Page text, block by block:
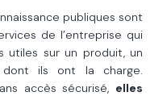
publiques sont
de l’entreprise qui
utiles sur un produit, un
ils ont la charge.
accès sécurisé, elles